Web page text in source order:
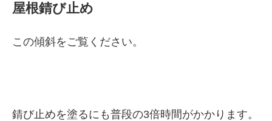
屋根錆び止め
この傾斜をご覧ください。
錆び止めを塗るにも普段の3倍時間がかかります。